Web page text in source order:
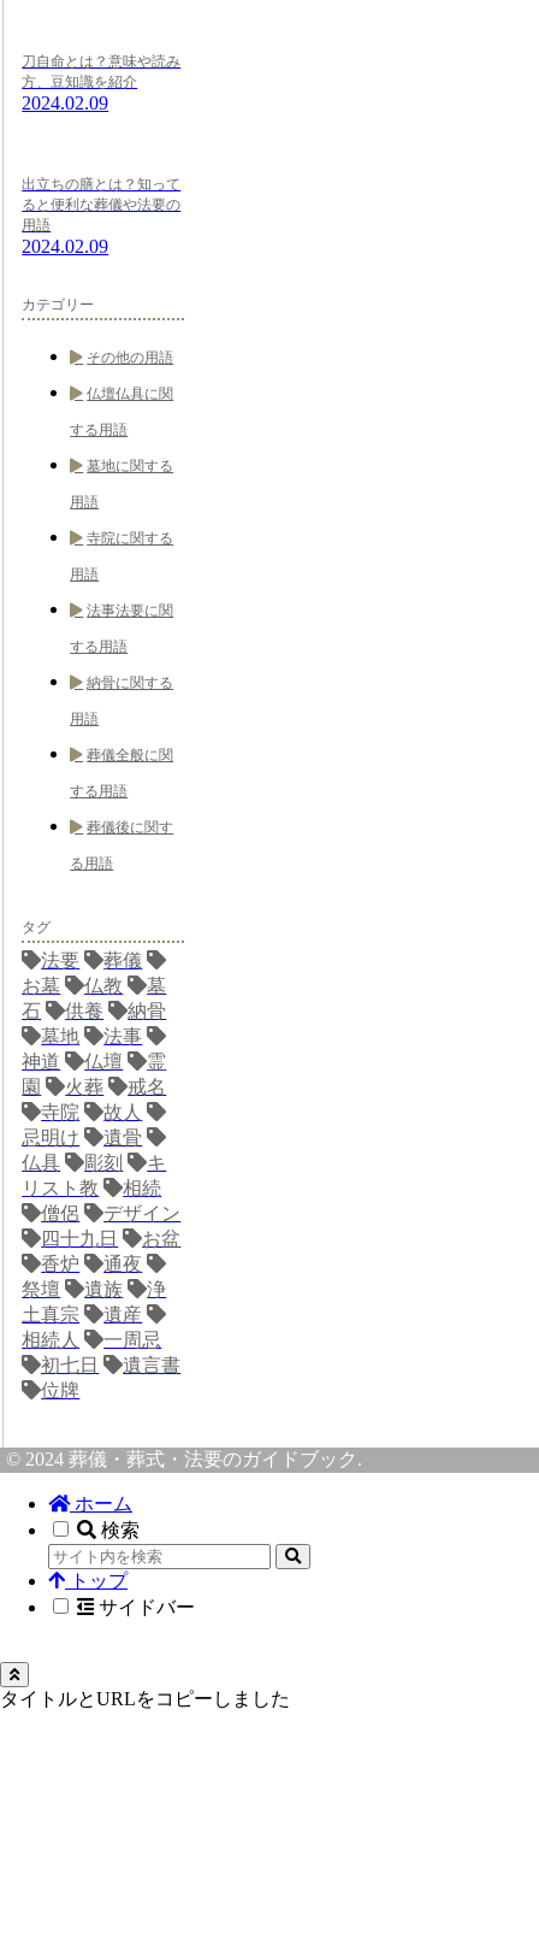
刀自命とは？意味や読み
方、豆知識を紹介
2024.02.09
出立ちの膳とは？知って
ると便利な葬儀や法要の
用語
2024.02.09
カテゴリー
その他の用語
仏壇仏具に関
する用語
墓地に関する
用語
寺院に関する
用語
法事法要に関
する用語
納骨に関する
用語
葬儀全般に関
する用語
葬儀後に関す
る用語
タグ
法要
葬儀
お墓
仏教
墓
石
供養
納骨
墓地
法事
神道
仏壇
霊
園
火葬
戒名
寺院
故人
忌明け
遺骨
仏具
彫刻
キ
リスト教
相続
僧侶
デザイン
四十九日
お盆
香炉
通夜
祭壇
遺族
浄
土真宗
遺産
相続人
一周忌
初七日
遺言書
位牌
© 2024 葬儀・葬式・法要のガイドブック.
ホーム
検索
トップ
サイドバー
タイトルとURLをコピーしました